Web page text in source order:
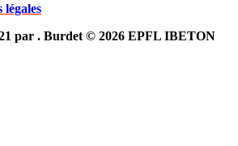
légales
par . Burdet © 2026 EPFL IBETON